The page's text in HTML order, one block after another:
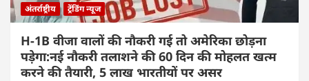
अंतर्राष्ट्रीय ट्रेंडिंग न्यूज
H-1B वीजा वालों की नौकरी गई तो अमेरिका छोड़ना
पड़ेगा:नई नौकरी तलाशने की 60 दिन की मोहलत खत्म
करने की तैयारी, 5 लाख भारतीयों पर असर